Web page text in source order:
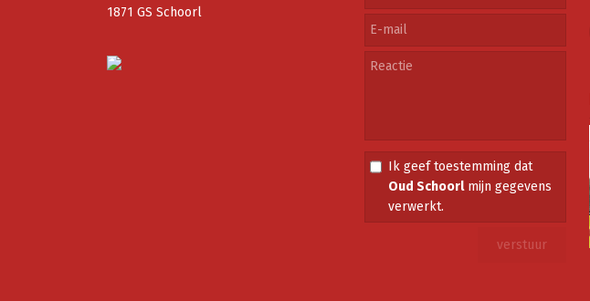
1871 GS Schoorl
Ik geef toestemming dat
Oud Schoorlmijn gegevens
verwerkt.